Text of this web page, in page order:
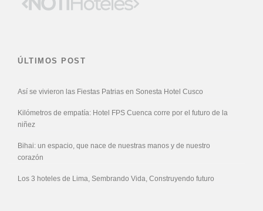
ÚLTIMOS POST
Así se vivieron las Fiestas Patrias en Sonesta Hotel Cusco
Kilómetros de empatía: Hotel FPS Cuenca corre por el futuro de la
niñez
Bihai: un espacio, que nace de nuestras manos y de nuestro
corazón
Los 3 hoteles de Lima, Sembrando Vida, Construyendo futuro